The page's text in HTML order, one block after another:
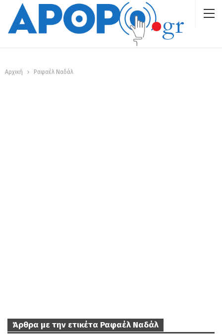
Αρχική Ραφαέλ Ναδάλ
Άρθρα με την ετικέτα Ραφαέλ Ναδάλ